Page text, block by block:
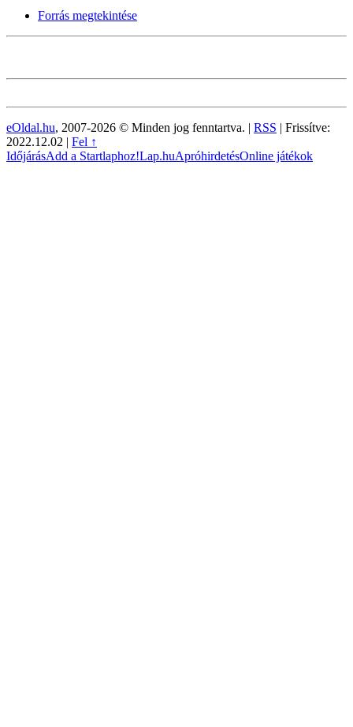
Forrás megtekintése
eOldal.hu, 2007-2026 © Minden jog fenntartva. | RSS | Frissítve:
2022.12.02 | Fel ↑
IdőjárásAdd a Startlaphoz!Lap.huApróhirdetésOnline játékok